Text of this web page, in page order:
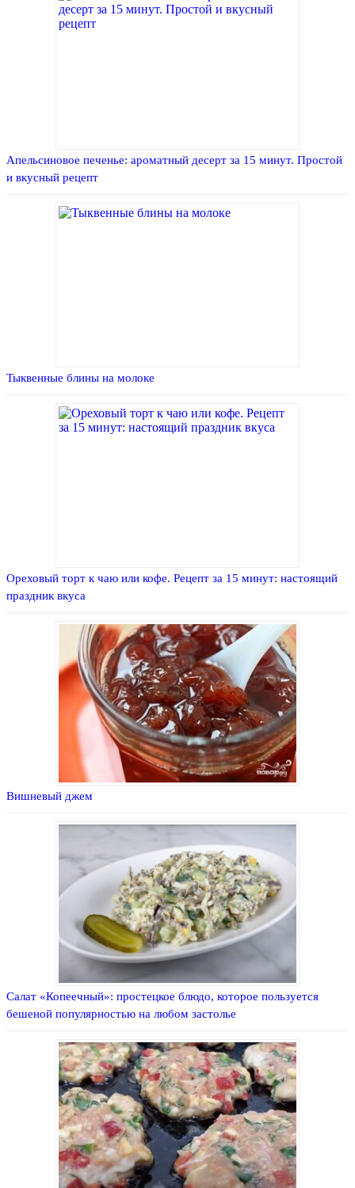
Апельсиновое печенье: ароматный десерт за 15 минут. Простой
и вкусный рецепт
Тыквенные блины на молоке
Ореховый торт к чаю или кофе. Рецепт за 15 минут: настоящий
праздник вкуса
Вишневый джем
Салат «Копеечный»: простецкое блюдо, которое пользуется
бешеной популярностью на любом застолье